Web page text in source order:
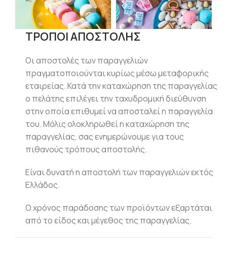
ΤΡΟΠΟΙ ΑΠΟΣΤΟΛΗΣ
Οι αποστολές των παραγγελιών
πραγματοποιούνται κυρίως μέσω μεταφορικής
εταιρείας. Κατά την καταχώρηση της παραγγελίας
ο πελάτης επιλέγει την ταχυδρομική διεύθυνση
στην οποία επιθυμεί να αποσταλεί η παραγγελία
του. Μόλις ολοκληρωθεί η καταχώρηση της
παραγγελίας, σας ενημερώνουμε για τους
πιθανούς τρόπους αποστολής.
Είναι δυνατή η αποστολή των παραγγελιών εκτός
Ελλάδος.
Ο χρόνος παράδοσης των προϊόντων εξαρτάται
από το είδος και μέγεθος της παραγγελίας.